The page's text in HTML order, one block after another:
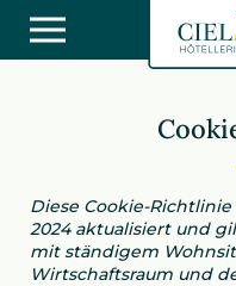
Diese Cookie-
2024 aktualisiert und
mit ständigem
Wirtschaftsraum und